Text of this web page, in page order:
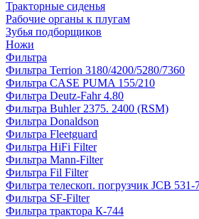
Тракторные сиденья
Рабочие органы к плугам
Зубья подборщиков
Ножи
Фильтра
Фильтра Terrion 3180/4200/5280/7360
Фильтра CASE PUMA 155/210
Фильтра Deutz-Fahr 4.80
Фильтра Buhler 2375. 2400 (RSM)
Фильтра Donaldson
Фильтра Fleetguard
Фильтра HiFi Filter
Фильтра Mann-Filter
Фильтра Fil Filter
Фильтра телескоп. погрузчик JCB 531-
Фильтра SF-Filter
Фильтра трактора К-744